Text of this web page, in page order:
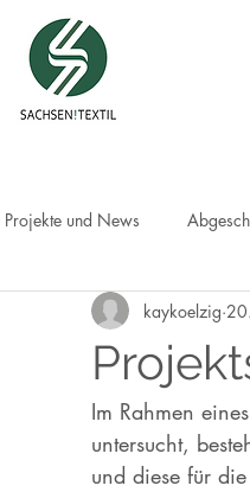
und News
kaykoelzig
Im Rahmen
untersucht,
und diese für